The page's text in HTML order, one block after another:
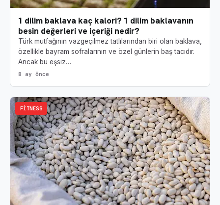
1 dilim baklava kaç kalori? 1 dilim baklavanın
besin değerleri ve içeriği nedir?
Türk mutfağının vazgeçilmez tatlılarından biri olan baklava,
özellikle bayram sofralarının ve özel günlerin baş tacıdır.
Ancak bu eşsiz…
8 ay önce
FITNESS